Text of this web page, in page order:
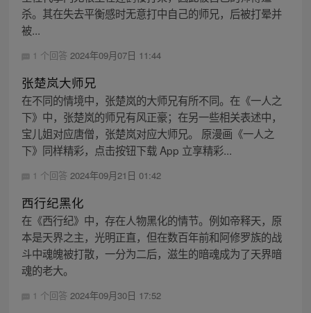
杀。其在失去平衡感时无意打中自己的师兄，后被打晕并
被...
1 个回答 2024年09月07日 11:44
张楚岚大师兄
在不同的情境中，张楚岚的大师兄有所不同。在《一人之
下》中，张楚岚的师兄有风正豪；在另一些相关表述中，
宝儿姐对应唐僧，张楚岚对应大师兄。 原漫画《一人之
下》同样精彩，点击按钮下载 App 立享精彩...
1 个回答 2024年09月21日 01:42
西行纪黑化
在《西行纪》中，存在人物黑化的情节。例如帝释天，原
本是天界之主，光明正直，但在数百年前和阿修罗族的战
斗中魂魄被打散，一分为二后，滋生的暗魂成为了天界暗
魂的老大。
1 个回答 2024年09月30日 17:52